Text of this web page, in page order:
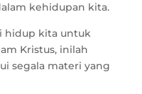
kehidupan kita.
hidup kita untuk
Kristus, inilah
segala materi yang